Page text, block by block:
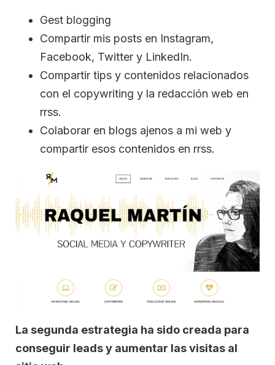
Gest blogging
Compartir mis posts en Instagram,
Facebook, Twitter y LinkedIn.
Compartir tips y contenidos relacionados
con el copywriting y la redacción web en
rrss.
Colaborar en blogs ajenos a mi web y
compartir esos contenidos en rrss.
La segunda estrategia ha sido creada para
conseguir leads y aumentar las visitas al